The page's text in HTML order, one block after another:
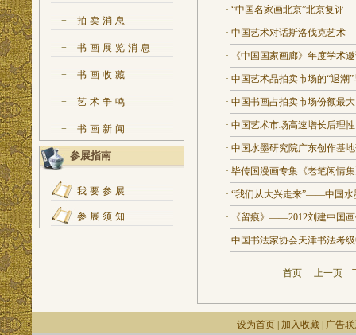
+ 拍卖消息
+ 书画展览消息
+ 书画收藏
+ 艺术争鸣
+ 书画新闻
参展指南
我要参展
参展须知
· “中国名家画北京”北京复评
· 中国艺术对话斯洛伐克艺术
· 《中国国家画廊》年度学术
· 中国艺术品拍卖市场的“退潮”
· 中国书画占拍卖市场份额最大
· 中国艺术市场高速增长后理
· 中国水墨研究院广东创作基
· 毕传国漫画专集《老笔闲情
· “我们从大兴走来”——中国水
· 《留痕》——2012刘建中国
· 中国书法家协会天津书法考
首页 上一页
设为首页 加入收藏 广告